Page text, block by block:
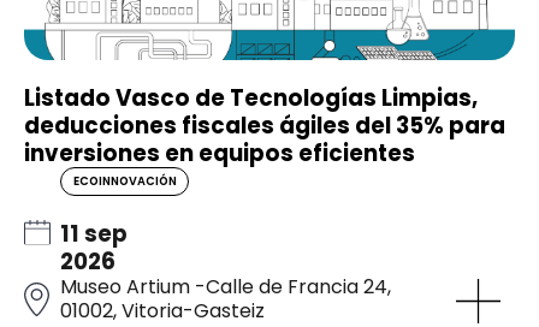
Listado Vasco de Tecnologías Limpias,
deducciones fiscales ágiles del 35% para
inversiones en equipos eficientes
ECOINNOVACIÓN
11 sep
2026
Museo Artium -Calle de Francia 24,
01002, Vitoria-Gasteiz